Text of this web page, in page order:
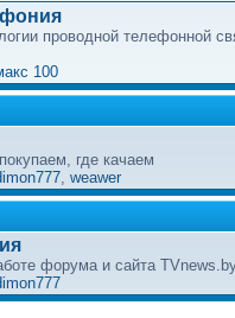
проводной телефонной
100
где качаем
weawer
форума и сайта